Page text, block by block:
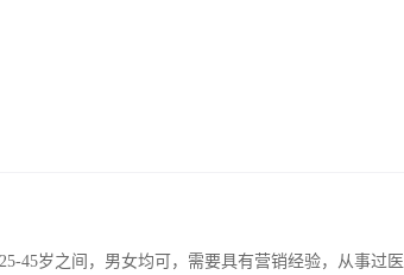
45岁之间，男女均可，需要具有营销经验，从事过医